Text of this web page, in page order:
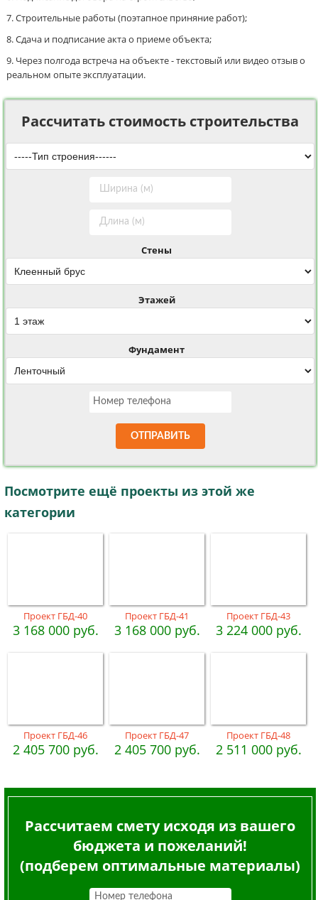
Строительные работы (поэтапное приняние работ);
Сдача и подписание акта о приеме объекта;
Через полгода встреча на объекте - текстовый или видео отзыв о
реальном опыте эксплуатации.
Рассчитать стоимость строительства
Стены
Этажей
Фундамент
ОТПРАВИТЬ
Посмотрите ещё проекты из этой же
категории
Проект ГБД-40
3 168 000 руб.
Проект ГБД-41
3 168 000 руб.
Проект ГБД-43
3 224 000 руб.
Проект ГБД-46
2 405 700 руб.
Проект ГБД-47
2 405 700 руб.
Проект ГБД-48
2 511 000 руб.
Рассчитаем смету исходя из вашего
бюджета и пожеланий!
(подберем оптимальные материалы)